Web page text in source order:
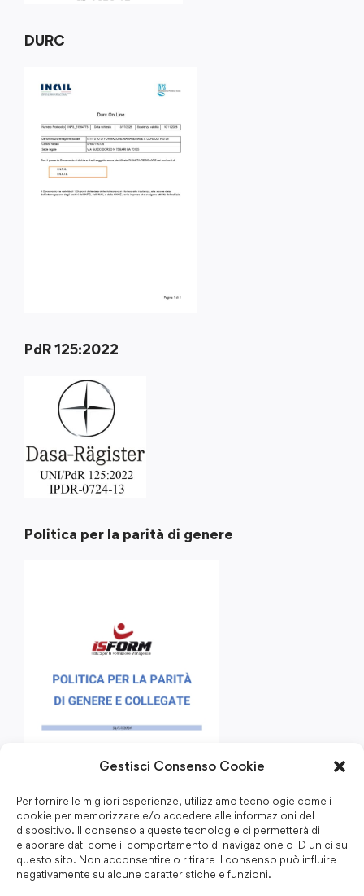
Gestisci Consenso Cookie
Per fornire le migliori esperienze, utilizziamo tecnologie come i
cookie per memorizzare e/o accedere alle informazioni del
dispositivo. Il consenso a queste tecnologie ci permetterà di
elaborare dati come il comportamento di navigazione o ID unici su
questo sito. Non acconsentire o ritirare il consenso può influire
negativamente su alcune caratteristiche e funzioni.
DURC
PdR 125:2022
Politica per la parità di genere